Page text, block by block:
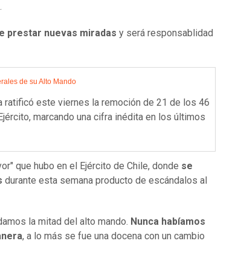
prestar nuevas miradas y será responsablidad
de su Alto Mando
ratificó este viernes la remoción de 21 de los 46
marcando una cifra inédita en los últimos
que hubo en el Ejército de Chile, donde se
durante esta semana producto de escándalos al
la mitad del alto mando. Nunca habíamos
, a lo más se fue una docena con un cambio